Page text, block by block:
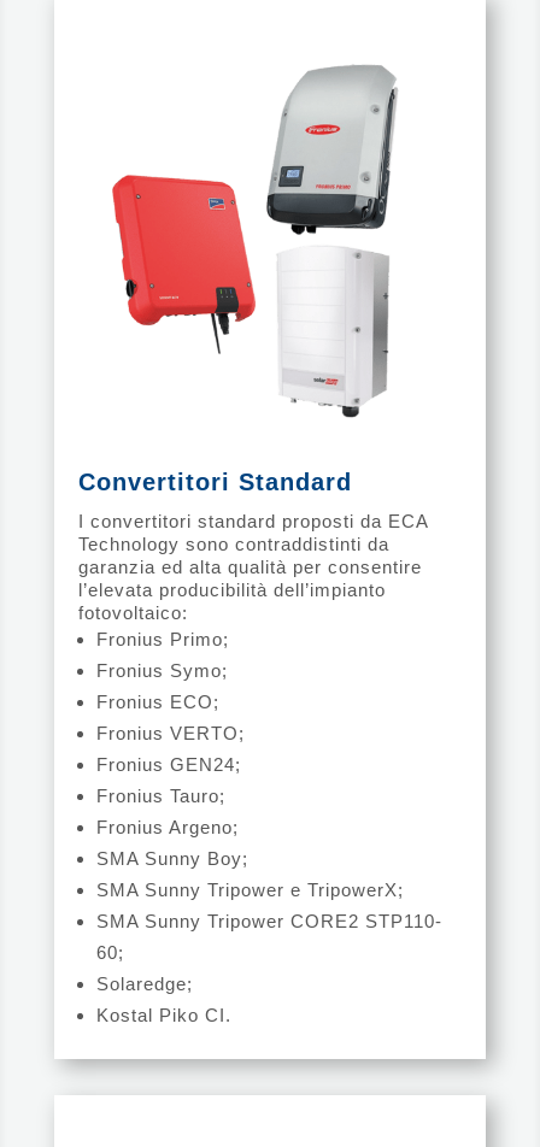
Convertitori Standard
I convertitori standard proposti da ECA
Technology sono contraddistinti da
garanzia ed alta qualità per consentire
l’elevata producibilità dell’impianto
fotovoltaico:
Fronius Primo;
Fronius Symo;
Fronius ECO;
Fronius VERTO;
Fronius GEN24;
Fronius Tauro;
Fronius Argeno;
SMA Sunny Boy;
SMA Sunny Tripower e TripowerX;
SMA Sunny Tripower CORE2 STP110-
60;
Solaredge;
Kostal Piko CI.